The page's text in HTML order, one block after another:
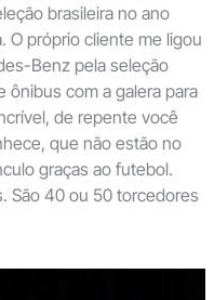
brasileira no ano
O próprio cliente me ligou
Benz pela seleção
ônibus com a galera para
de repente você
que não estão no
graças ao futebol.
São 40 ou 50 torcedores